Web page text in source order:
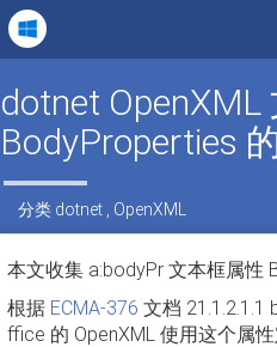
dotnet OpenXML
BodyProperties
分类 dotnet OpenXML
本文收集 a:bodyPr 文本框属性
根据 ECMA-376 文档 21.1.2.1.1
ffice 的 OpenXML 使用这个属